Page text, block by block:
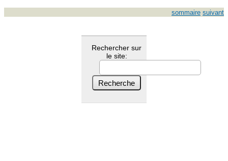
sommaire suivant
Rechercher sur
le site: